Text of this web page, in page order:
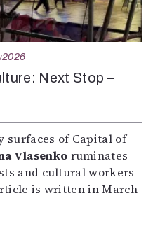
Next Stop –
surfaces of Capital of
Vlasenko ruminates
and cultural workers
is written in March